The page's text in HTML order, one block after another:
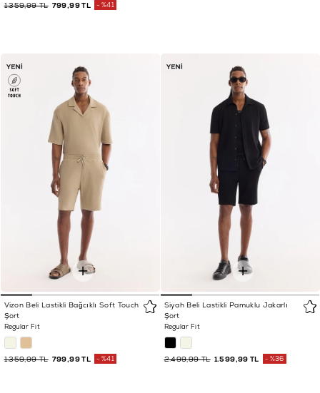
799,99 TL
1.359,99 TL %41
Vizon Beli Lastikli Bağcıklı Soft Touch
Şort
Regular Fit
799,99 TL
1.359,99 TL %41
Siyah Beli Lastikli Pamuklu Jakarlı
Şort
Regular Fit
1.599,99 TL
2.499,99 TL %36